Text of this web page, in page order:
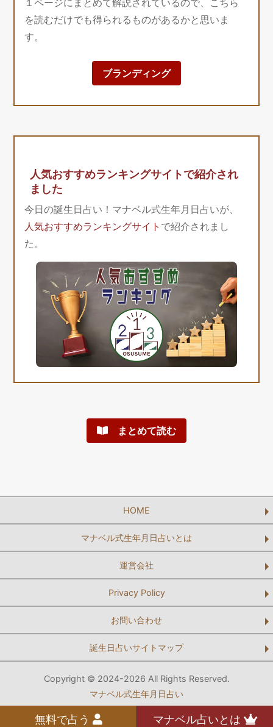
１ページにまとめて解説されているので、こちら
を読むだけでも得られるものがあるかと思いま
す。
ブランディング
人気おすすめランキングサイトで紹介され
ました
今日の誕生日占い！マナベル式生年月日占いが、
人気おすすめランキングサイト で紹介されまし
た。
まとめて読む
HOME
マナベル式生年月日占いとは
運営会社
Privacy Policy
お問い合わせ
誕生日占いサイトマップ
Copyright © 2024-2026 All Rights Reserved.
マナベル式生年月日占い
無料で占う マナベル占いとは